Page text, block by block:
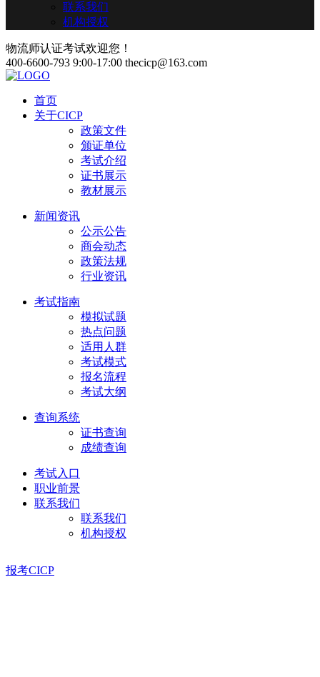
联系我们
机构授权
物流师认证考试欢迎您！
400-6600-793 9:00-17:00 thecicp@163.com
首页
关于CICP
政策文件
颁证单位
考试介绍
证书展示
教材展示
新闻资讯
公示公告
商会动态
政策法规
行业资讯
考试指南
模拟试题
热点问题
适用人群
考试模式
报名流程
考试大纲
查询系统
证书查询
成绩查询
考试入口
职业前景
联系我们
联系我们
机构授权
报考CICP